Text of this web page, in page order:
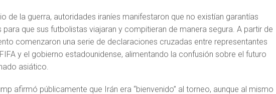
de la guerra, autoridades iraníes manifestaron que no existían garantías
para que sus futbolistas viajaran y compitieran de manera segura. A partir de
comenzaron una serie de declaraciones cruzadas entre representantes
y el gobierno estadounidense, alimentando la confusión sobre el futuro
asiático.
afirmó públicamente que Irán era “bienvenido” al torneo, aunque al mismo